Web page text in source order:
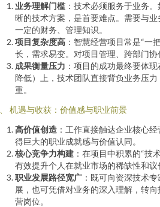
业务理解门槛 ：技术必须服务于业务
晰的技术方案，是首要难点。需要与
一定的财务、管理知识。
项目复杂度高 ：智慧经营项目常是“一
长，需求易变。对项目管理、跨部门协
成果衡量压力 ：项目的成功最终要体
降低）上，技术团队直接背负业务压
重。
机遇与收获：价值感与职业前景
高价值创造 ：工作直接触达企业核心
得巨大的职业成就感与价值认同。
核心竞争力构建 ：在项目中积累的“技
有效提升个人在就业市场的稀缺性和议
职业发展路径宽广 ：既可向资深技术
展，也可凭借对业务的深入理解，转
营岗位。